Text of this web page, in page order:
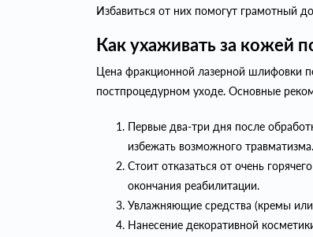
Избавиться от них помогут грамотный
Как ухаживать за кожей
Цена фракционной лазерной шлифовки
постпроцедурном уходе. Основные
Первые два-три дня после
избежать возможного травматизма.
Стоит отказаться от очень
окончания реабилитации.
Увлажняющие средства (кремы или
Нанесение декоративной